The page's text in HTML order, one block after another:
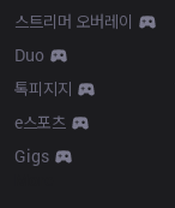
스트리머 오버레이
Duo
톡피지지
e스포츠
Gigs